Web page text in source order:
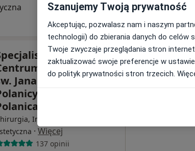
179 zł
Medyczne im.
Jana Pawła II S.A. w
Zdroju SCM
Interna, Medycyna
· Więcej
137 opinii
Dziś
8 Sie
Szanujemy Twoją prywatność
Akceptując, pozwalasz nam i naszym
technologii) do zbierania danych do
Twoje zwyczaje przeglądania stron
zaktualizować swoje preferencje w
do polityk prywatności stron trzecich.